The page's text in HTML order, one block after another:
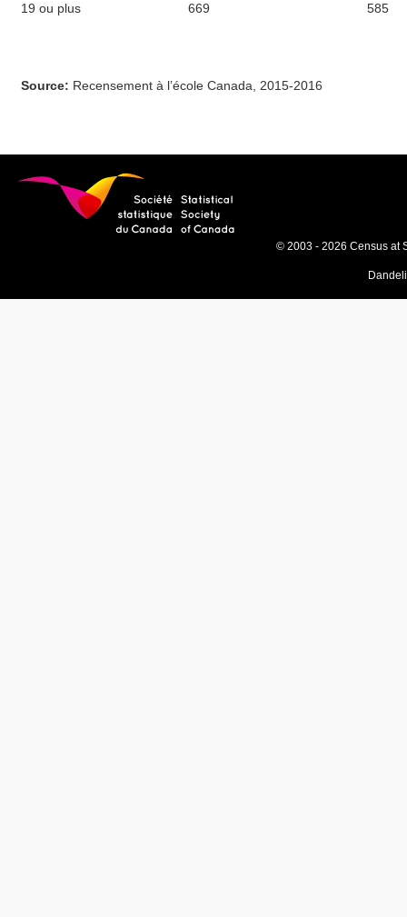
19 ou plus 669 585
Source: Recensement à l’école Canada, 2015-2016
© 2003 - 2026 Census at